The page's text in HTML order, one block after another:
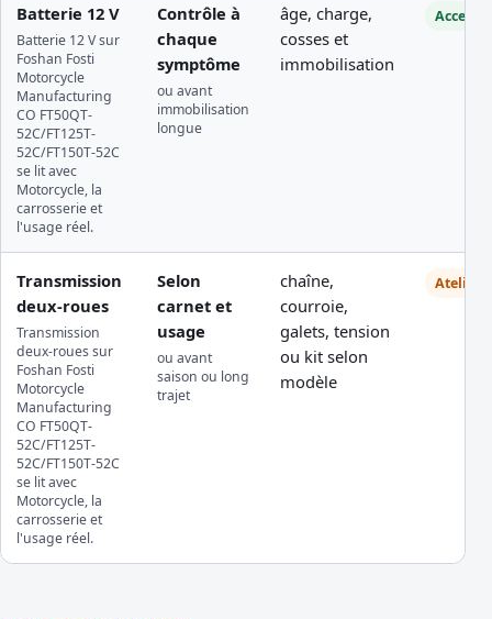
Batterie 12 V
Batterie 12 V sur
Foshan Fosti
Motorcycle
Manufacturing
CO FT50QT-
52C/FT125T-
52C/FT150T-52C
se lit avec
Motorcycle, la
carrosserie et
l'usage réel.
Contrôle à
chaque
symptôme
ou avant
immobilisation
longue
âge, charge,
cosses et
immobilisation
Transmission
deux-roues
Transmission
deux-roues sur
Foshan Fosti
Motorcycle
Manufacturing
CO FT50QT-
52C/FT125T-
52C/FT150T-52C
se lit avec
Motorcycle, la
carrosserie et
l'usage réel.
Selon
carnet et
usage
ou avant
saison ou long
trajet
chaîne,
courroie,
galets, tension
ou kit selon
modèle
Atelier